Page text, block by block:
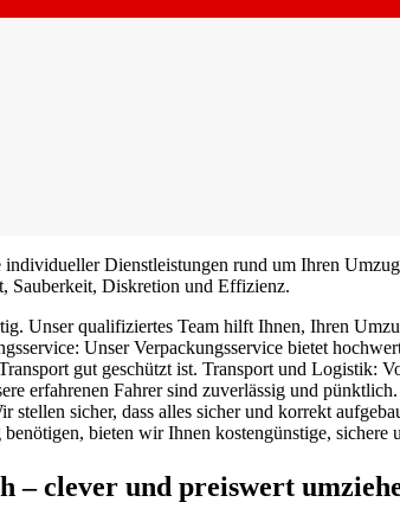
Dienstleistungen rund um Ihren
Sauberkeit, Diskretion und Effizienz.
Unser qualifiziertes Team hilft Ihnen, Ihren
Unser Verpackungsservice bietet
gut geschützt ist. Transport und Logistik:
erfahrenen Fahrer sind zuverlässig und
sicher, dass alles sicher und korrekt
bieten wir Ihnen kostengünstige, sichere
– clever und preiswert